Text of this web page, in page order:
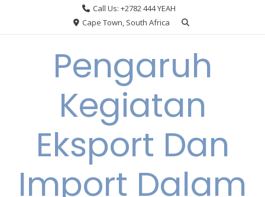
Call Us: +2782 444 YEAH
Cape Town, South Africa
Pengaruh
Kegiatan
Eksport Dan
Import Dalam